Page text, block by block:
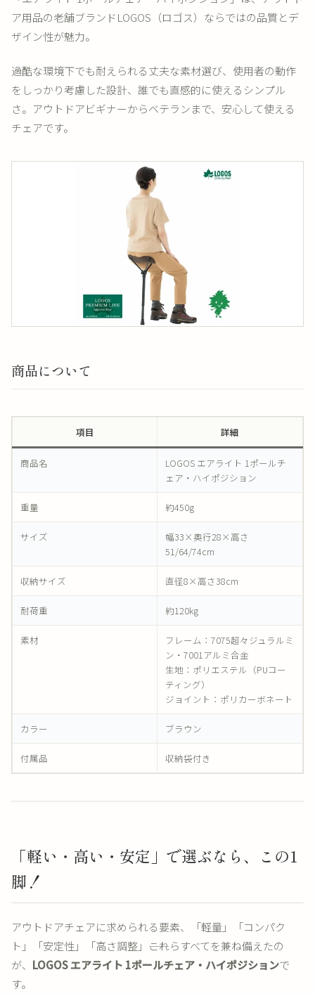
ア用品の老舗ブランドLOGOS（ロゴス）ならではの品質とデ
ザイン性が魅力。
過酷な環境下でも耐えられる丈夫な素材選び、使用者の動作
をしっかり考慮した設計、誰でも直感的に使えるシンプル
さ。アウトドアビギナーからベテランまで、安心して使える
チェアです。
商品について
項目 詳細
商品名
LOGOS エアライト 1ポールチ
ェア・ハイポジション
重量 約450g
サイズ
幅33×奥行28×高さ
51/64/74cm
収納サイズ 直径8×高さ38cm
耐荷重 約120kg
素材
フレーム：7075超々ジュラルミ
ン・7001アルミ合金
生地：ポリエステル（PUコー
ティング）
ジョイント：ポリカーボネート
カラー ブラウン
付属品 収納袋付き
「軽い・高い・安定」で選ぶなら、この1
脚！
アウトドアチェアに求められる要素、「軽量」「コンパク
ト」「安定性」「高さ調整」――これらすべてを兼ね備えたの
が、 LOGOS エアライト 1ポールチェア・ハイポジションで
す。